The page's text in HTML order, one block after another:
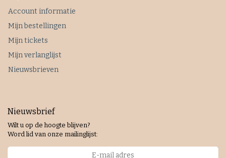
Account informatie
Mijn bestellingen
Mijn tickets
Mijn verlanglijst
Nieuwsbrieven
Nieuwsbrief
Wilt u op de hoogte blijven?
Word lid van onze mailinglijst: